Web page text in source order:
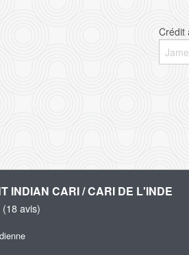
Crédit
INDIAN CARI / CARI DE L'INDE
(18avis)